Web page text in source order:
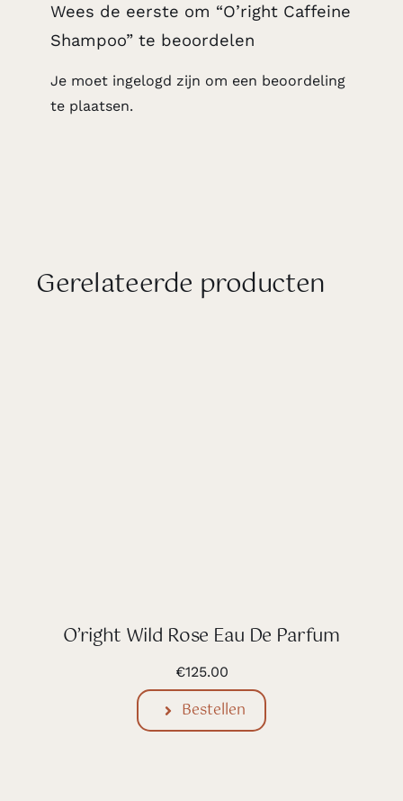
Wees de eerste om “O’right Caffeine
Shampoo” te beoordelen
Je moet ingelogd zijn om een beoordeling
te plaatsen.
Gerelateerde producten
O’right Wild Rose Eau De Parfum
€125.00
Bestellen